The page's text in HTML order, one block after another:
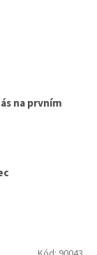
na prvním